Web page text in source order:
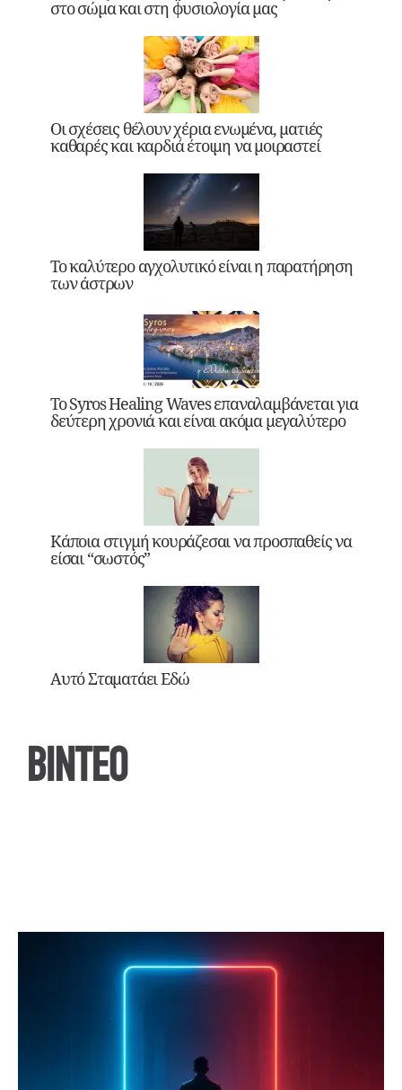
στο σώμα και στη φυσιολογία μας
Οι σχέσεις θέλουν χέρια ενωμένα, ματιές
καθαρές και καρδιά έτοιμη να μοιραστεί
Το καλύτερο αγχολυτικό είναι η παρατήρηση
των άστρων
Το Syros Healing Waves επαναλαμβάνεται για
δεύτερη χρονιά και είναι ακόμα μεγαλύτερο
Κάποια στιγμή κουράζεσαι να προσπαθείς να
είσαι “σωστός”
Αυτό Σταματάει Εδώ
ΒΙΝΤΕΟ